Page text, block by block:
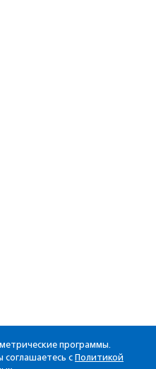
программы.
с Политикой